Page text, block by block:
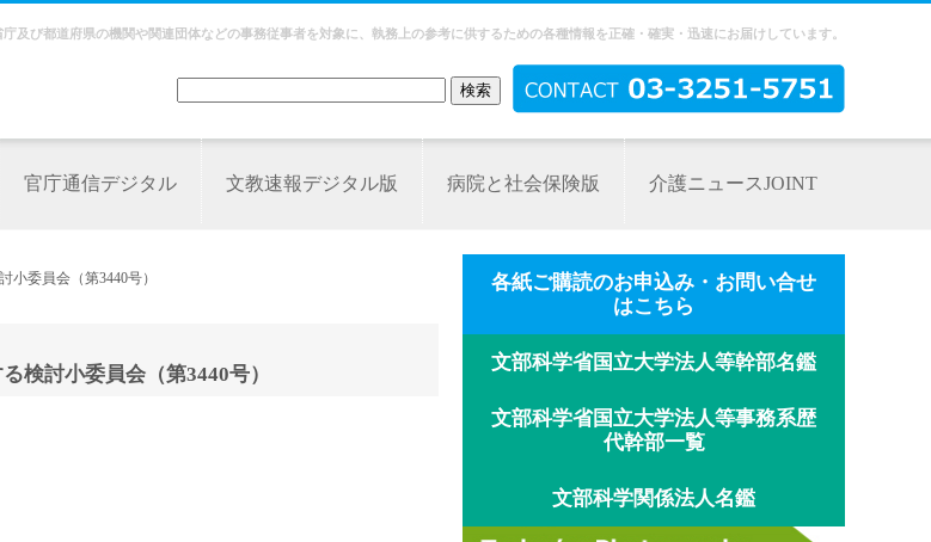
庁及び都道府県の機関や関連団体などの事務従事者を対象に、執務上の参考に供するための各種情報を正確・確実・迅速にお届けしています。
官庁通信デジタル 文教速報デジタル版 病院と社会保険版 介護ニュースJOINT
委員会（第3440号）
検討小委員会（第3440号）
各紙ご購読のお申込み・お問い合せ
はこちら
文部科学省国立大学法人等幹部名鑑
文部科学省国立大学法人等事務系歴
代幹部一覧
文部科学関係法人名鑑